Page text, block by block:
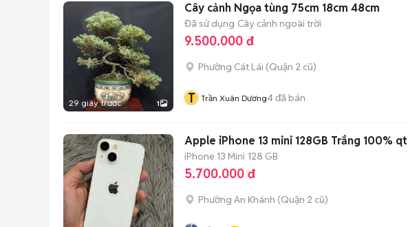
29 giây trước 1
Cây cảnh Ngọa tùng 75cm 18cm 48cm
Đã sử dụng Cây cảnh ngoài trời
9.500.000 đ
Phường Cát Lái (Quận 2 cũ)
T Trần Xuân Dương4đã bán
Apple iPhone 13 mini 128GB Trắng 100% qt
iPhone 13 Mini 128 GB
5.700.000 đ
Phường An Khánh (Quận 2 cũ)